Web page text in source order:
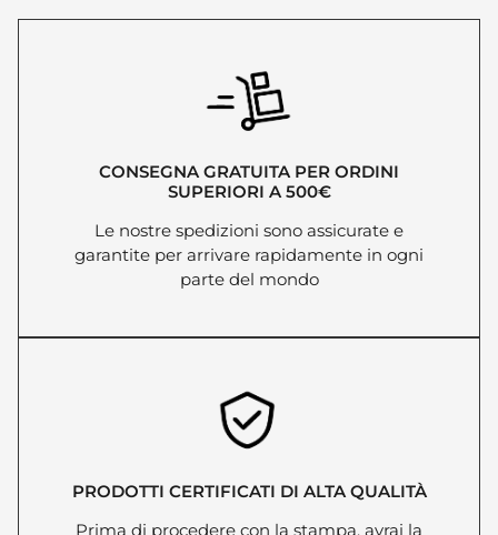
CONSEGNA GRATUITA PER ORDINI
SUPERIORI A 500€
Le nostre spedizioni sono assicurate e
garantite per arrivare rapidamente in ogni
parte del mondo
PRODOTTI CERTIFICATI DI ALTA QUALITÀ
Prima di procedere con la stampa, avrai la